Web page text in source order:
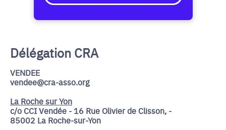
Délégation CRA
VENDEE
vendee@cra-asso.org
La Roche sur Yon
c/o CCI Vendée - 16 Rue Olivier de Clisson, -
85002 La Roche-sur-Yon